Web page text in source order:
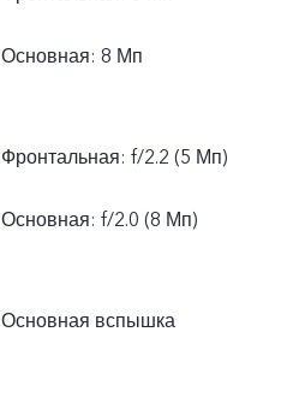
Основная: 8 Мп
Фронтальная: f/2.2 (5 Мп)
Основная: f/2.0 (8 Мп)
Основная вспышка